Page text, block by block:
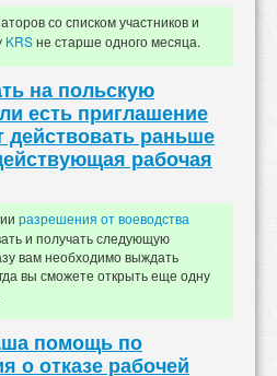
со списком участников и
KRSне старше одного месяца.
на польскую
есть приглашение
действовать раньше
рабочая
разрешения от воеводства
и получать следующую
вам необходимо выждать
вы сможете открыть еще одну
помощь по
о отказе рабочей